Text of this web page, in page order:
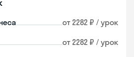
от 2282 ₽ / урок
от 2282 ₽ / урок